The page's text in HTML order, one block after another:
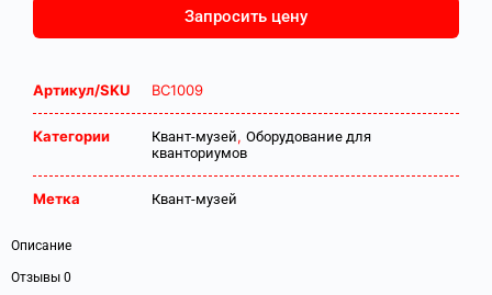
Запросить цену
Артикул/SKU ВС1009
Категории Квант-музей, Оборудование для
кванториумов
Метка Квант-музей
Описание
Отзывы 0